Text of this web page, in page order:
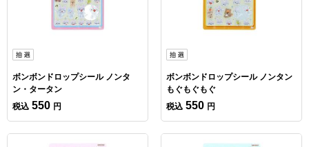
ボンボンドロップシール ノンタ
ン・タータン
税込 550 円
ボンボンドロップシール ノンタン
もぐもぐもぐ
税込 550 円